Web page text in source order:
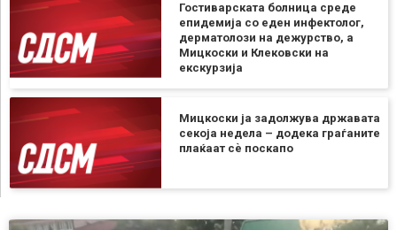
Гостиварската болница среде
епидемија со еден инфектолог,
дерматолози на дежурство, а
Мицкоски и Клековски на
екскурзија
Мицкоски ја задолжува државата
секоја недела – додека граѓаните
плаќаат сѐ поскапо